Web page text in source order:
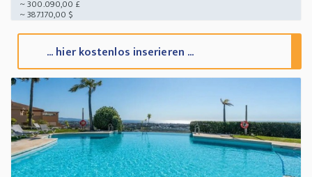
~ 300.090,00 £
~ 387.170,00 $
... hier kostenlos inserieren ...